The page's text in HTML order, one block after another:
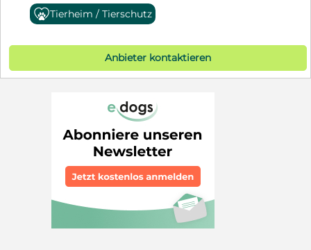
Tierheim / Tierschutz
Anbieter kontaktieren